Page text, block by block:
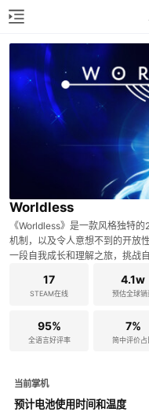
Worldless
《Worldless》是一款风格独特
机制，以及令人意想不到的开放
一段自我成长和理解之旅，挑战
17
STEAM在线
4.1w
预估全球销
95%
全语言好评率
7%
简中评价占
当前掌机
预计电池使用时间和温度